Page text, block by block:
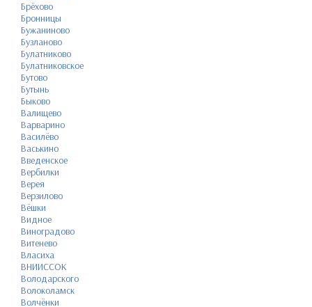
Брёхово
Бронницы
Бужаниново
Бузланово
Булатниково
Булатниковское
Бутово
Бутынь
Быково
Валищево
Варварино
Василёво
Васькино
Введенское
Вербилки
Верея
Верзилово
Вёшки
Видное
Виноградово
Витенево
Власиха
ВНИИССОК
Володарского
Волоколамск
Волчёнки